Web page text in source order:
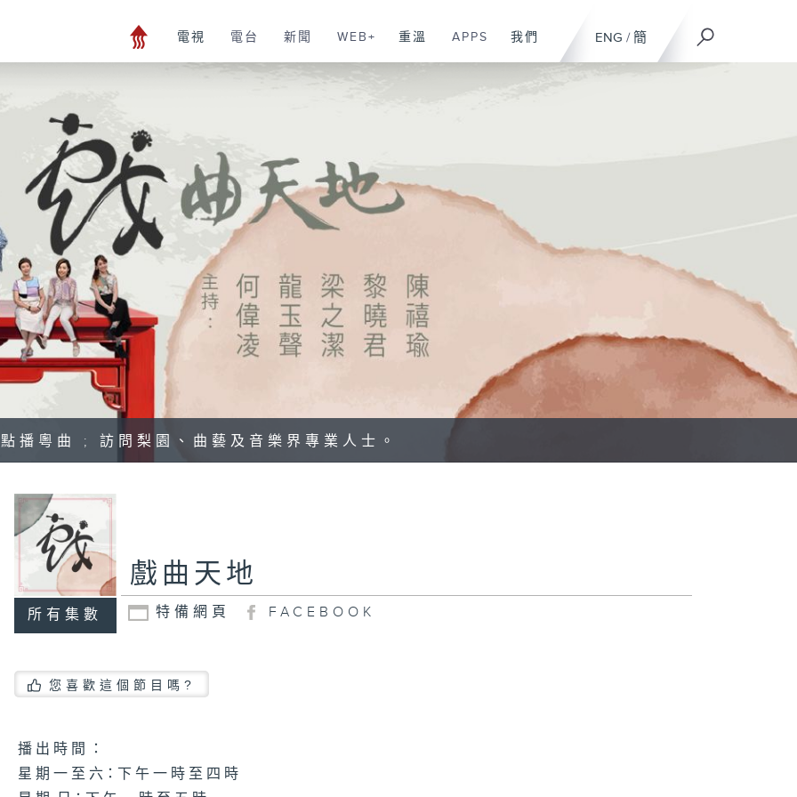
ENG / 簡
電視 電台 新聞 WEB+ 重溫 APPS 我們
點播粵曲 ; 訪問梨園、曲藝及音樂界專業人士。
所有集數
戲曲天地
特備網頁 FACEBOOK
您喜歡這個節目嗎?
播 出 時 間 ：
星 期 一 至 六：下 午 一 時 至 四 時